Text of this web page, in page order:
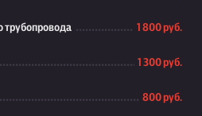
трубопровода 1 800 руб.
1 300 руб.
800 руб.